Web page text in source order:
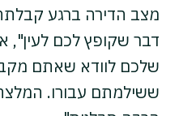
מצב הדירה ברגע
דבר שקופץ לכם לעין",
שלכם לוודא שאתם
ששילמתם עבורו.